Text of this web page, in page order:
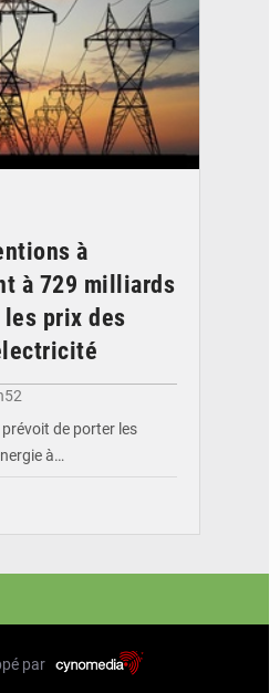
à
à 729 milliards
les prix des
de porter les
à…
par